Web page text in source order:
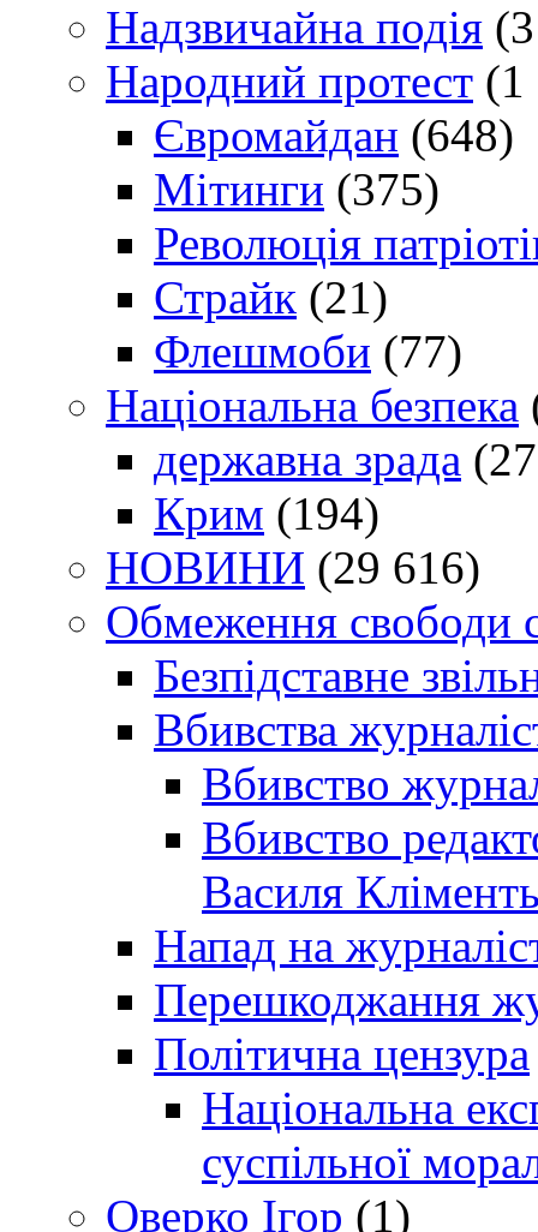
Надзвичайна подія
Народний протест (1
Євромайдан (648)
Мітинги (375)
Революція
Страйк (21)
Флешмоби (77)
Національна безпека
державна зрада
Крим (194)
НОВИНИ (29 616)
Обмеження свободи
Безпідставне
Вбивства
Вбивство
Вбивство
Василя
Напад на
Перешкоджання
Політична цензура
Національна
суспільної
Оверко Ігор (1)